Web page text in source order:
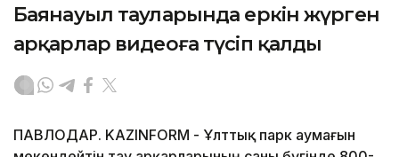
Баянауыл тауларында еркін жүрген
арқарлар видеоға түсіп қалды
ПАВЛОДАР. KAZINFORM - Ұлттық парк аумағын